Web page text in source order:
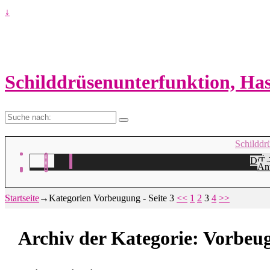
↓
Schilddrüsenunterfunktion,
Suche
Die
Startseite→Kategorien Vorbeugung - Seite 3 << 1 2 3 4 >>
Archiv der Kategorie: